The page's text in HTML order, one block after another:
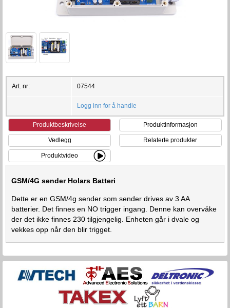
Art. nr: 07544
Logg inn for å handle
Produktbeskrivelse Produktinformasjon
Vedlegg Relaterte produkter
Produktvideo
GSM/4G sender Holars Batteri
Dette er en GSM/4g sender som sender drives av 3 AA
batterier. Det finnes en NO trigger ingang. Denne kan overvåke
der det ikke finnes 230 tilgjengelig. Enheten går i dvale og
vekkes opp når den blir trigget.